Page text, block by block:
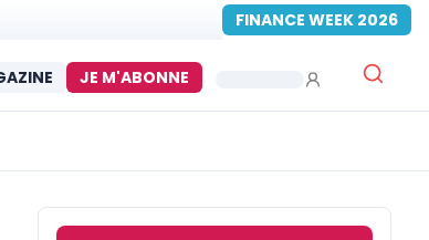
FINANCE WEEK 2026
JE M'ABONNE